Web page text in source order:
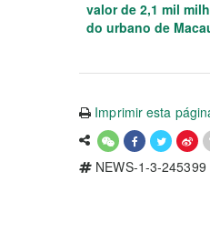
valor de 2,1 mil
do urbano de
Imprimir esta
NEWS-1-3-245399